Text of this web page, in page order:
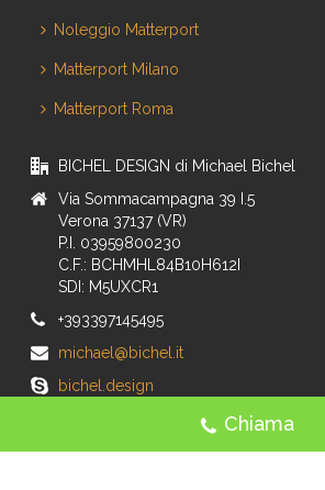
Noleggio Matterport
Matterport Milano
Matterport Roma
BICHEL DESIGN di Michael Bichel
Via Sommacampagna 39 I.5
Verona 37137 (VR)
P.I. 03959800230
C.F.: BCHMHL84B10H612I
SDI: M5UXCR1
+393397145495
michael@bichel.it
bichel.design
Chiama